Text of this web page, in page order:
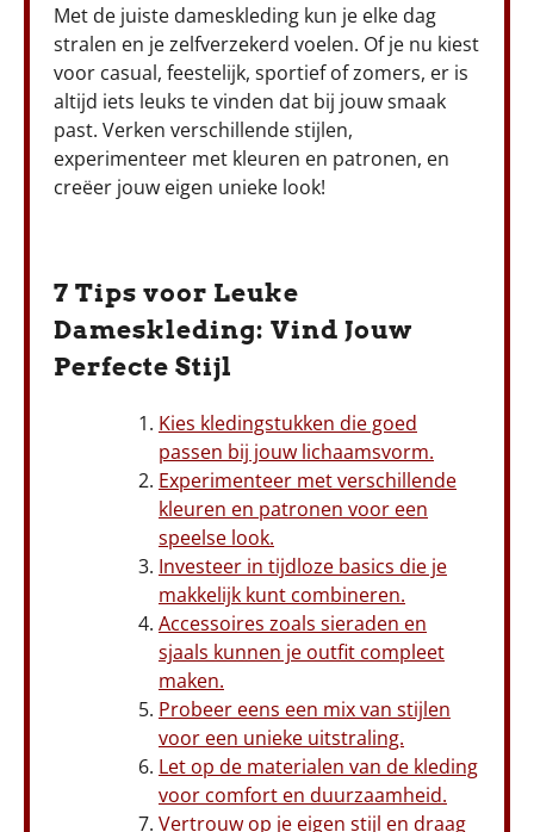
Met de juiste dameskleding kun je elke dag
stralen en je zelfverzekerd voelen. Of je nu kiest
voor casual, feestelijk, sportief of zomers, er is
altijd iets leuks te vinden dat bij jouw smaak
past. Verken verschillende stijlen,
experimenteer met kleuren en patronen, en
creëer jouw eigen unieke look!
7 Tips voor Leuke
Dameskleding: Vind Jouw
Perfecte Stijl
Kies kledingstukken die goed
passen bij jouw lichaamsvorm.
Experimenteer met verschillende
kleuren en patronen voor een
speelse look.
Investeer in tijdloze basics die je
makkelijk kunt combineren.
Accessoires zoals sieraden en
sjaals kunnen je outfit compleet
maken.
Probeer eens een mix van stijlen
voor een unieke uitstraling.
Let op de materialen van de kleding
voor comfort en duurzaamheid.
Vertrouw op je eigen stijl en draag